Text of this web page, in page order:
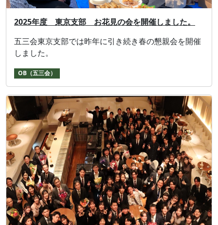
2025年度 東京支部 お花見の会を開催しました。
五三会東京⽀部では昨年に引き続き春の懇親会を開催
しました。
OB（五三会）